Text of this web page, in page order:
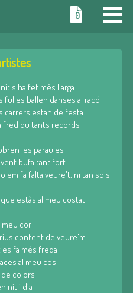
≡
0
s'ha fet més llarga
fulles ballen danses al racó
carrers estan de festa
fred du tants records
les paraules
vent bufa tant fort
em fa falta veure't, ni tan sols
estàs al meu costat
meu cor
content de veure'm
es fa més freda
al meu cos
colors
nit i dia